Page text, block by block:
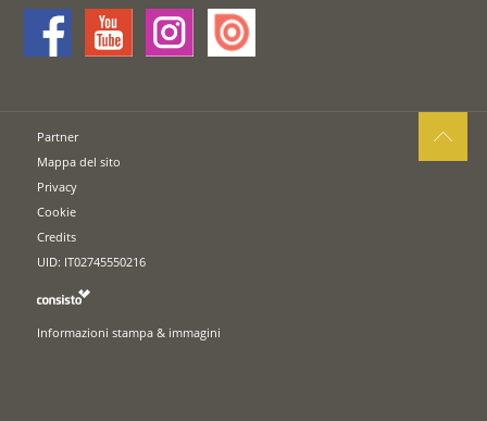
Partner
Mappa del sito
Privacy
Cookie
Credits
UID: IT02745550216
Informazioni stampa & immagini